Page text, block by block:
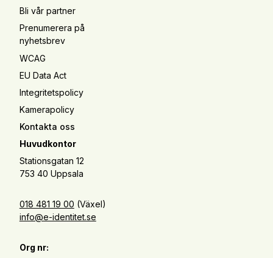
Bli vår partner
Prenumerera på
nyhetsbrev
WCAG
EU Data Act
Integritetspolicy
Kamerapolicy
Kontakta oss
Huvudkontor
Stationsgatan 12
753 40 Uppsala
018 481 19 00 (Växel)
info@e-identitet.se
Org nr: